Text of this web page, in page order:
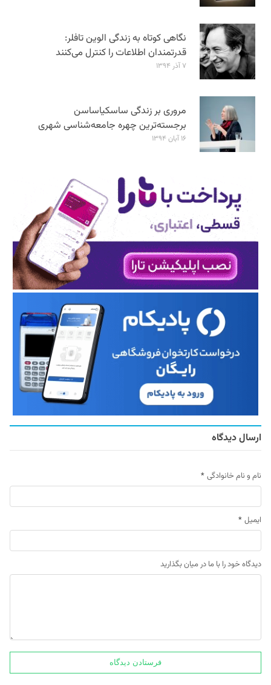
نگاهی کوتاه به زندگی الوین تافلر:
قدرتمندان اطلاعات را کنترل می‌کنند
۷ آذر ۱۳۹۴
مروری بر زندگی ساسکیاساسن
برجسته‌ترین چهره جامعه‌شناسی شهری
۱۶ آبان ۱۳۹۴
ارسال دیدگاه
نام و نام خانوادگی *
ایمیل *
دیدگاه خود را با ما در میان بگذارید